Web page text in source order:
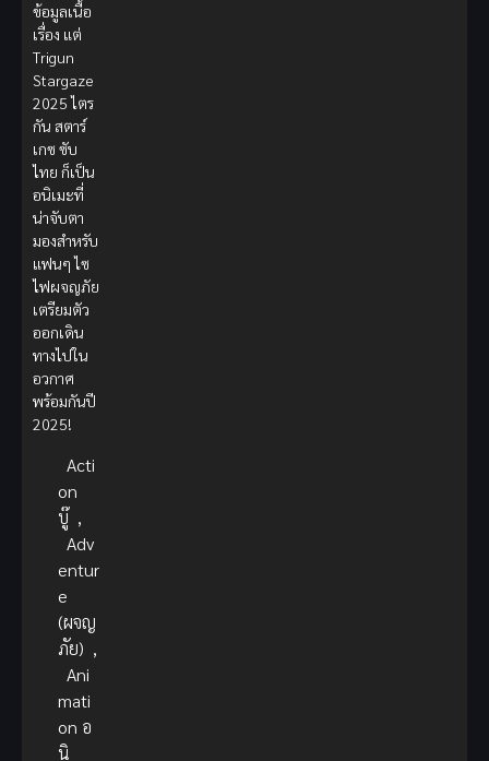
ข้อมูลเนื้อ
เรื่อง แต่
Trigun
Stargaze
2025 ไตร
กัน สตาร์
เกซ ซับ
ไทย ก็เป็น
อนิเมะที่
น่าจับตา
มองสำหรับ
แฟนๆ ไซ
ไฟผจญภัย
เตรียมตัว
ออกเดิน
ทางไปใน
อวกาศ
พร้อมกันปี
2025!
Acti
on
บู๊ ,
Adv
entur
e
(ผจญ
ภัย) ,
Ani
mati
on อ
นิ